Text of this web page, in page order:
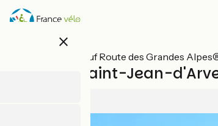
Direkt
zum
close
Alle Etappen auf Route des Grandes
Variante Saint-Jean-